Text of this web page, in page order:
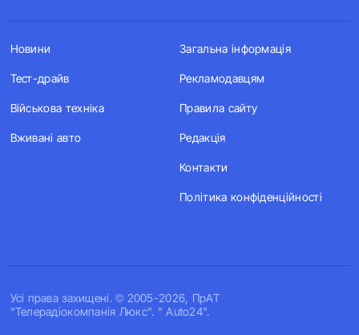
Усi права захищенi. © 2005-2026, ПрАТ
"Телерадіокомпанія Люкс". " Auto24".
Новини
Тест-драйв
Військова техніка
Вживані авто
Загальна інформація
Рекламодавцям
Правила сайту
Редакція
Контакти
Політика конфіденційності